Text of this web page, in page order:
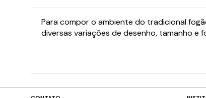
Para compor o ambiente do tradicional
diversas variações de desenho, tamanho e